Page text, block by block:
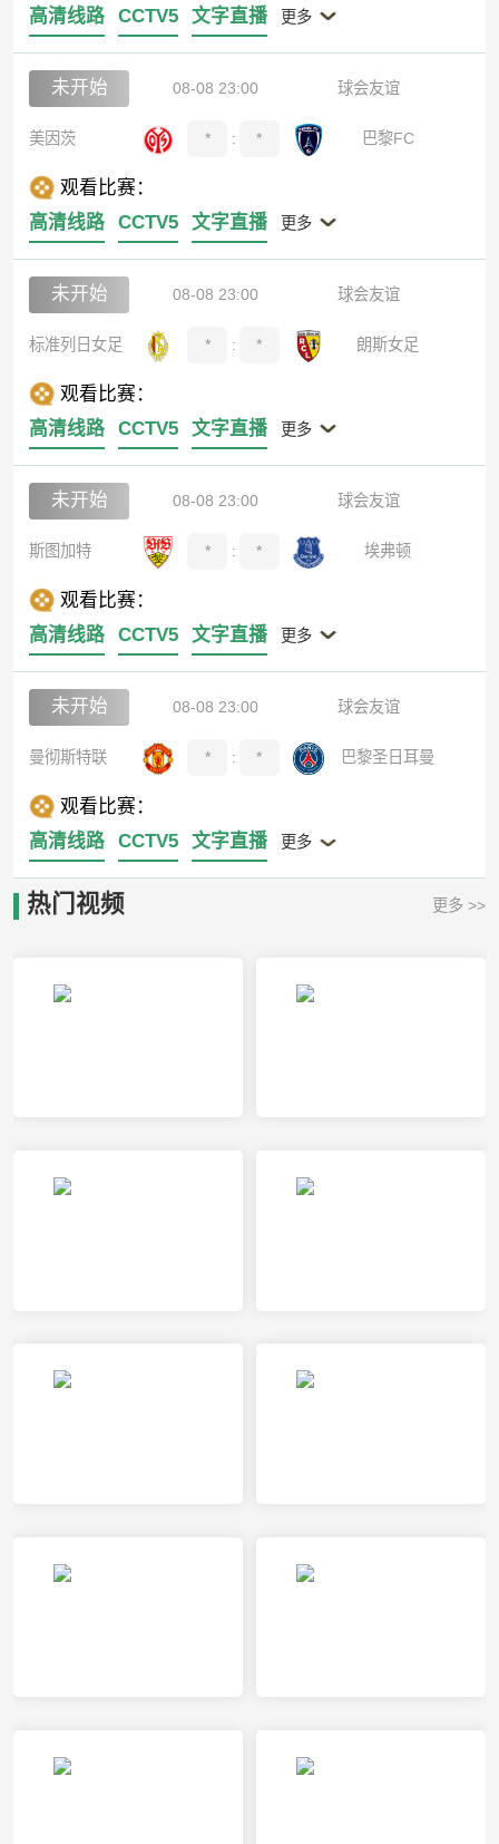
高清线路 CCTV5 文字直播 更多
未开始 08-08 23:00 球会友谊
美因茨 * : * 巴黎FC
观看比赛：
高清线路
CCTV5 文字直播 更多
未开始 08-08 23:00 球会友谊
标准列日女足 * : * 朗斯女足
观看比赛：
高清线路
CCTV5 文字直播 更多
未开始 08-08 23:00 球会友谊
斯图加特 * : * 埃弗顿
观看比赛：
高清线路
CCTV5 文字直播 更多
未开始 08-08 23:00 球会友谊
曼彻斯特联 * : * 巴黎圣日耳曼
观看比赛：
高清线路
CCTV5 文字直播 更多
热门视频 更多 >>